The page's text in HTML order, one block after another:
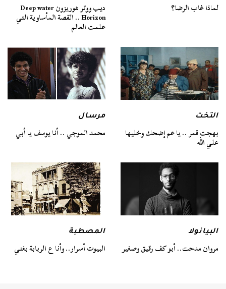
لماذا غاب الرضا؟ ديب ووتر هوريزون Deep water
Horizon .. القصة المأساوية التي
علمت العالم
التخت
بهجت قمر .. يا عم إضحك وخليها
علي الله
مرسال
محمد الموجي .. أنا يوسف يا أبي
البيانولا
مروان مدحت.. أبو كف رقيق وصغير
المصطبة
البيوت أسرار.. وأنا ع الربابة بغني